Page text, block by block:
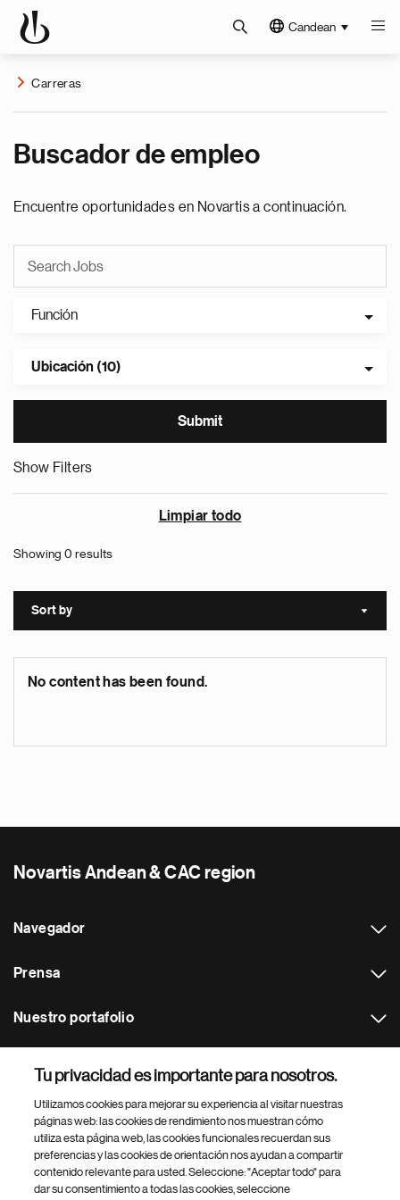
Candean
Carreras
Buscador de empleo
Encuentre oportunidades en Novartis a continuación.
Función
Ubicación (10)
Show Filters
Limpiar todo
Showing 0 results
Sort by Sort
No content has been found.
Novartis Andean & CAC region
Navegador
Prensa
Nuestro portafolio
Footer Site Search
Tu privacidad es importante para nosotros.
Utilizamos cookies para mejorar su experiencia al visitar nuestras
páginas web: las cookies de rendimiento nos muestran cómo
utiliza esta página web, las cookies funcionales recuerdan sus
preferencias y las cookies de orientación nos ayudan a compartir
contenido relevante para usted. Seleccione: "Aceptar todo" para
dar su consentimiento a todas las cookies, seleccione